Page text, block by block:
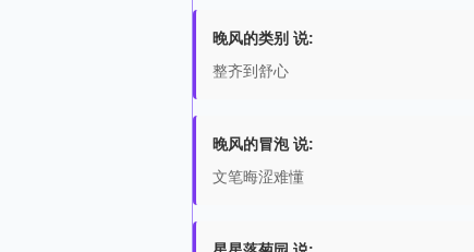
晚风的类别 说:
整齐到舒心
晚风的冒泡 说:
文笔晦涩难懂